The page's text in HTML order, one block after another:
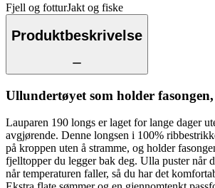
Fjell og fotturJakt og fiske
Produktbeskrivelse
Ullundertøyet som holder
Lauparen 190 longs er laget for lange dager
avgjørende. Denne longsen i 100%
på kroppen uten å stramme, og holder
fjelltopper du legger bak deg. Ulla puster når
når temperaturen faller, så du har det